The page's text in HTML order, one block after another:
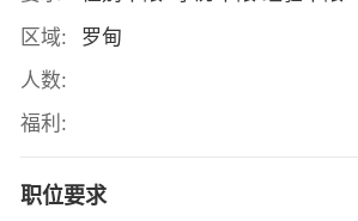
区域:
罗甸
人数:
福利:
职位要求